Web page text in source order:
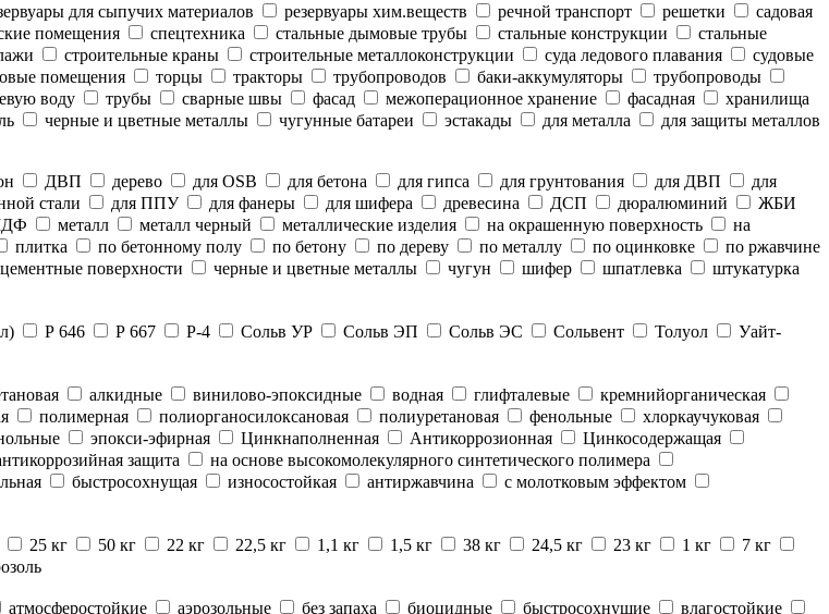
для сыпучих материалов резервуары хим.веществ речной транспорт решетки
садовая
помещения спецтехника стальные дымовые трубы стальные конструкции
стальные
строительные краны строительные металлоконструкции суда ледового плавания
судовые
помещения торцы тракторы трубопроводов баки-аккумуляторы
трубопроводы
воду трубы сварные швы фасад межоперационное хранение фасадная
хранилища
черные и цветные металлы чугунные батареи эстакады для металла
для защиты металлов
ДВП дерево для OSB для бетона для гипса для грунтования для ДВП
для
стали для ППУ для фанеры для шифера древесина ДСП дюралюминий
ЖБИ
металл металл черный металлические изделия на окрашенную поверхность
на
плитка по бетонному полу по бетону по дереву по металлу по оцинковке
по ржавчине
цементные поверхности черные и цветные металлы чугун шифер шпатлевка
штукатурка
Р 646 Р 667 Р-4 Сольв УР Сольв ЭП Сольв ЭС Сольвент Толуол
Уайт-
алкидные винилово-эпоксидные водная глифталевые
кремнийорганическая
полимерная полиорганосилоксановая полиуретановая фенольные
хлоркаучуковая
эпокси-эфирная Цинкнаполненная Антикоррозионная
Цинкосодержащая
защита
на основе высокомолекулярного синтетического полимера
быстросохнущая износостойкая антиржавчина
с молотковым эффектом
25 кг 50 кг 22 кг 22,5 кг 1,1 кг 1,5 кг 38 кг 24,5 кг 23 кг 1 кг
7 кг
атмосферостойкие аэрозольные без запаха биоцидные быстросохнущие влагостойкие